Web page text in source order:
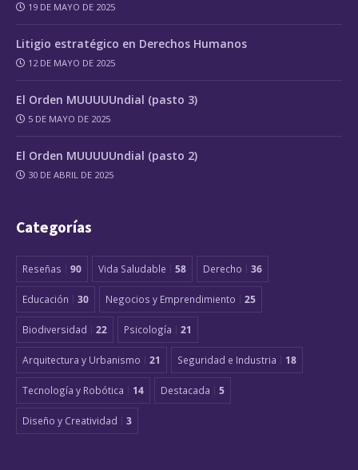
19 DE MAYO DE 2025
Litigio estratégico en Derechos Humanos
12 DE MAYO DE 2025
El Orden MUUUUUndial (pasto 3)
5 DE MAYO DE 2025
El Orden MUUUUUndial (pasto 2)
30 DE ABRIL DE 2025
Categorías
Reseñas 90 Vida Saludable 58 Derecho 36
Educación 30 Negocios y Emprendimiento 25
Biodiversidad 22 Psicología 21
Arquitectura y Urbanismo 21 Seguridad e Industria 18
Tecnología y Robótica 14 Destacada 5
Diseño y Creatividad 3